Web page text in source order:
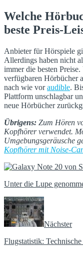
Welche
beste Preis-
Anbieter für Hörspiele
Allerdings haben nicht
immer die besten
verfügbaren Hörbücher
nach wie voraudible.
Plattform unschlagbar
neue Hörbücher
Übrigens: Zum Hören
Kopfhörer verwendet.
Umgebungsgeräusche
Kopfhörer mit Noise-
Unter die Lupe
Nächster
Flugstatistik: